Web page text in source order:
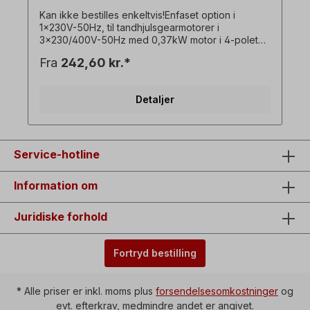
Kan ikke bestilles enkeltvis!Enfaset option i
1x230V-50Hz, til tandhjulsgearmotorer i
3x230/400V-50Hz med 0,37kW motor i 4-polet
altid kun under belastning, startmomentet er
tilsvarende trefasede gearmotor! ! Kan ikke
Alle produktbilleder er ikke-bindende eksempler!
Der tages forbehold for tekniske ændringer.
Ekstraudstyr: Tænd/sluk-kontakt med
koblingskapacitet=16 A, omgivelsestemperatur=-5
°C til +40 °C, Kabel mellem motor og
kontakthus=ca. 90 cm.
Fra 242,60 kr.*
Detaljer
Service-hotline
Information om
Juridiske forhold
Fortryd bestilling
* Alle priser er inkl. moms plus forsendelsesomkostninger og
evt. efterkrav, medmindre andet er angivet.